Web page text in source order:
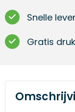
Snelle
Gratis